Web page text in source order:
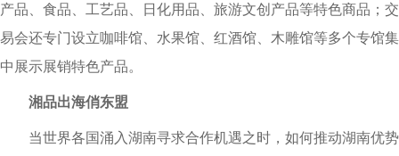
产品、食品、工艺品、日化用品、旅游文创产品等特色商品；交
易会还专门设立咖啡馆、水果馆、红酒馆、木雕馆等多个专馆集
中展示展销特色产品。
湘品出海俏东盟
当世界各国涌入湖南寻求合作机遇之时，如何推动湖南优势